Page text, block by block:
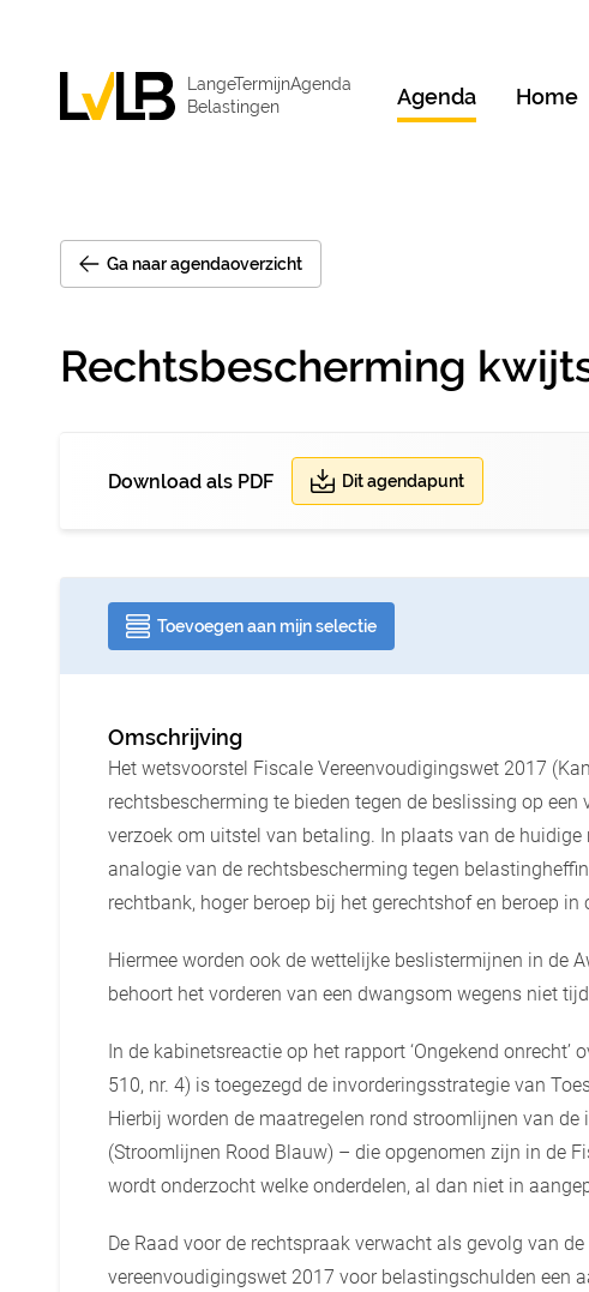
LangeTermijnAgenda
Belastingen
Agenda Home
Ga naar agendaoverzicht
Rechtsbescherming
Download als PDF Dit agendapunt
Toevoegen aan mijn selectie
Omschrijving
Het wetsvoorstel Fiscale Vereenvoudigingswet 2017
rechtsbescherming te bieden tegen de beslissing op
verzoek om uitstel van betaling. In plaats van de
analogie van de rechtsbescherming tegen
rechtbank, hoger beroep bij het gerechtshof en beroep
Hiermee worden ook de wettelijke beslistermijnen in de
behoort het vorderen van een dwangsom wegens niet
In de kabinetsreactie op het rapport ‘Ongekend
510, nr. 4) is toegezegd de invorderingsstrategie van
Hierbij worden de maatregelen rond stroomlijnen van
(Stroomlijnen Rood Blauw) – die opgenomen zijn in de
wordt onderzocht welke onderdelen, al dan niet in
De Raad voor de rechtspraak verwacht als gevolg van
vereenvoudigingswet 2017 voor belastingschulden een